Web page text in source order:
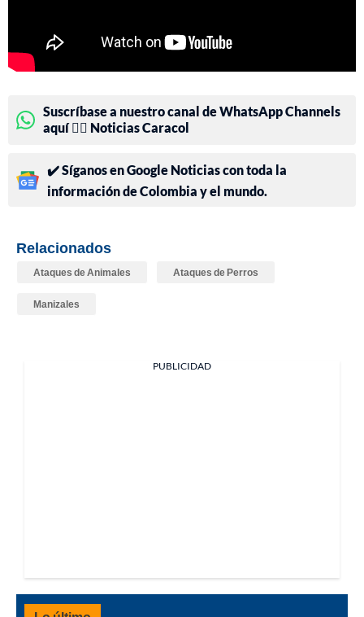
Suscríbase a nuestro canal de WhatsApp Channels
aquí 👉🏻 Noticias Caracol
✔️ Síganos en Google Noticias con toda la
información de Colombia y el mundo.
Relacionados
Ataques de Animales Ataques de Perros
Manizales
PUBLICIDAD